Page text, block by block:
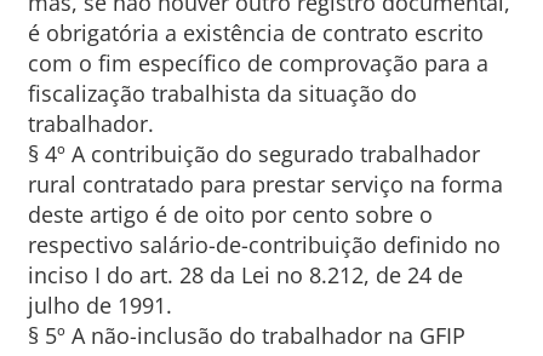
é obrigatória a existência de contrato escrito
com o fim específico de comprovação para a
fiscalização trabalhista da situação do
trabalhador.
§ 4º A contribuição do segurado trabalhador
rural contratado para prestar serviço na forma
deste artigo é de oito por cento sobre o
respectivo salário-de-contribuição definido no
inciso I do art. 28 da Lei no 8.212, de 24 de
julho de 1991.
§ 5º A não-inclusão do trabalhador na GFIP